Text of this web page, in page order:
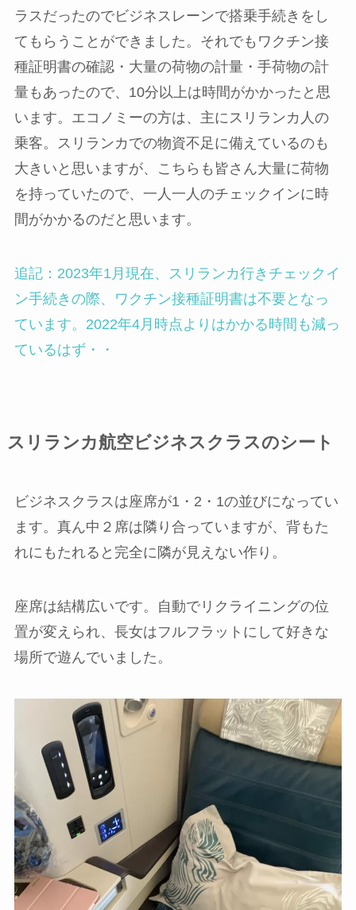
ラスだったのでビジネスレーンで搭乗手続きをし
てもらうことができました。それでもワクチン接
種証明書の確認・大量の荷物の計量・手荷物の計
量もあったので、10分以上は時間がかかったと思
います。エコノミーの方は、主にスリランカ人の
乗客。スリランカでの物資不足に備えているのも
大きいと思いますが、こちらも皆さん大量に荷物
を持っていたので、一人一人のチェックインに時
間がかかるのだと思います。
追記：2023年1月現在、スリランカ行きチェックイ
ン手続きの際、ワクチン接種証明書は不要となっ
ています。2022年4月時点よりはかかる時間も減っ
ているはず・・
スリランカ航空ビジネスクラスのシート
ビジネスクラスは座席が1・2・1の並びになってい
ます。真ん中２席は隣り合っていますが、背もた
れにもたれると完全に隣が見えない作り。
座席は結構広いです。自動でリクライニングの位
置が変えられ、長女はフルフラットにして好きな
場所で遊んでいました。